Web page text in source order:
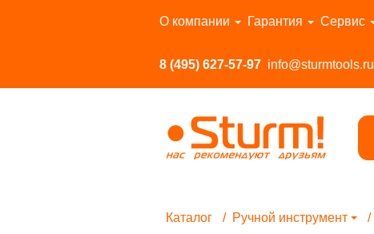
О компании Гарантия Сервис
8 (495) 627-57-97 info@sturmtools.ru
Перейти в каталог
Каталог Ручной инструмент